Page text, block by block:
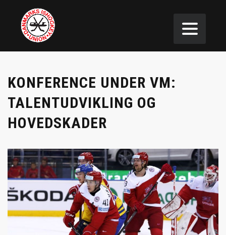
KONFERENCE UNDER VM:
TALENTUDVIKLING OG
HOVEDSKADER